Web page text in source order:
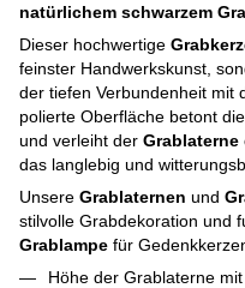
natürlichem schwarzem
Dieser hochwertige
feinster Handwerkskunst,
der tiefen Verbundenheit mit
polierte Oberfläche betont
und verleiht der Grablaterne
das langlebig und
Unsere Grablaternen und
stilvolle Grabdekoration und
Grablampe für
Höhe der Grablaterne